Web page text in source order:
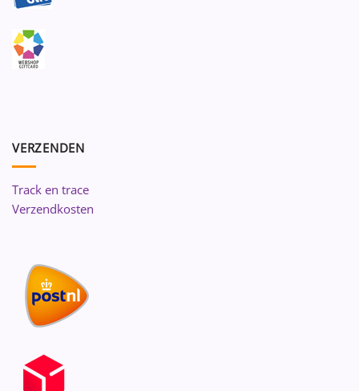
VERZENDEN
Track en trace
Verzendkosten